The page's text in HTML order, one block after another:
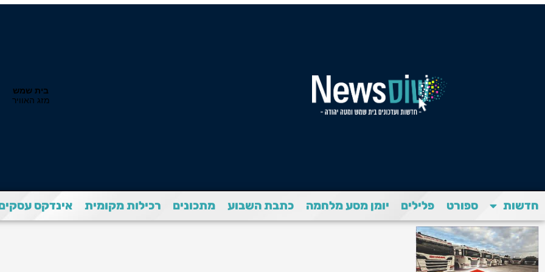
חדשות ספורט פלילים יומן מסע מלחמה כתבת השבוע מתכונים רכילות מקומית אינדקס